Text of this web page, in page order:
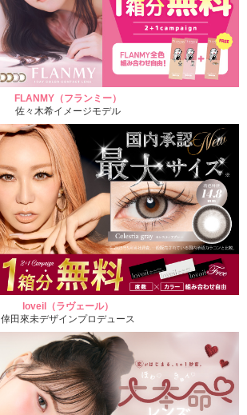
FLANMY（フランミー）
佐々木希イメージモデル
loveil（ラヴェール）
倖田來未デザインプロデュース